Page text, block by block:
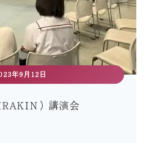
年9月12日
）講演会